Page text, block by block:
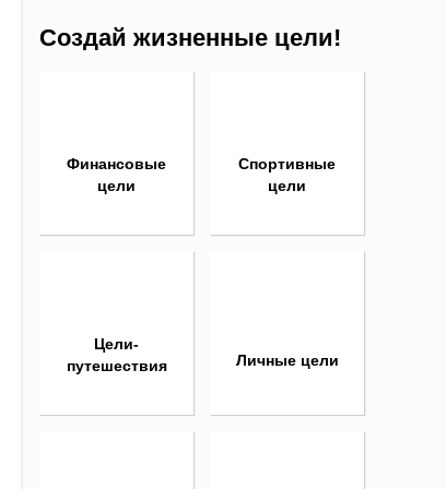
Создай жизненные цели!
Финансовые
цели
Спортивные
цели
Цели-
путешествия
Личные цели